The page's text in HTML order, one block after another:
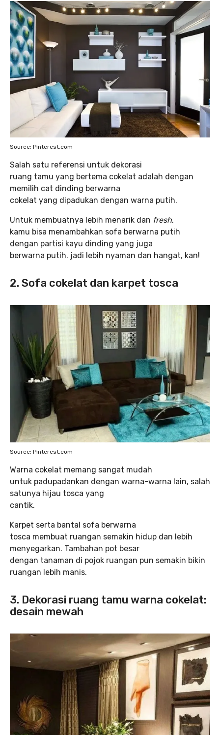
Source: Pinterest.com
Salah satu referensi untuk dekorasi
ruang tamu yang bertema cokelat adalah dengan
memilih cat dinding berwarna
cokelat yang dipadukan dengan warna putih.
Untuk membuatnya lebih menarik dan fresh,
kamu bisa menambahkan sofa berwarna putih
dengan partisi kayu dinding yang juga
berwarna putih. jadi lebih nyaman dan hangat, kan!
2. Sofa cokelat dan karpet tosca
Source: Pinterest.com
Warna cokelat memang sangat mudah
untuk padupadankan dengan warna-warna lain, salah
satunya hijau tosca yang
cantik.
Karpet serta bantal sofa berwarna
tosca membuat ruangan semakin hidup dan lebih
menyegarkan. Tambahan pot besar
dengan tanaman di pojok ruangan pun semakin bikin
ruangan lebih manis.
3. Dekorasi ruang tamu warna cokelat:
desain mewah